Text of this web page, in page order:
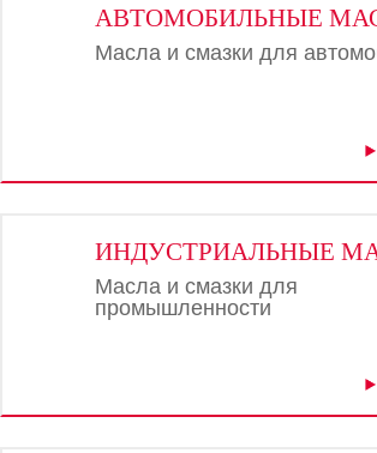
АВТОМОБИЛЬНЫЕ
Масла и смазки для
ИНДУСТРИАЛЬНЫЕ
Масла и смазки для
промышленности